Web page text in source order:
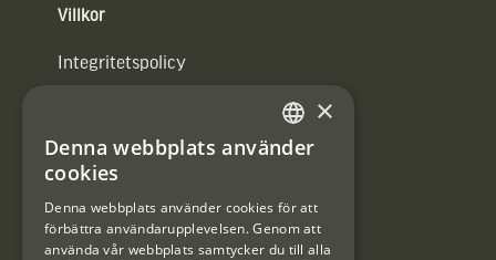
Villkor
Integritetspolicy
#Interjaktfamily
Kundklubb
SWEDISH
×
Denna webbplats använder
cookies
Denna webbplats använder cookies för att
förbättra användarupplevelsen. Genom att
använda vår webbplats samtycker du till alla